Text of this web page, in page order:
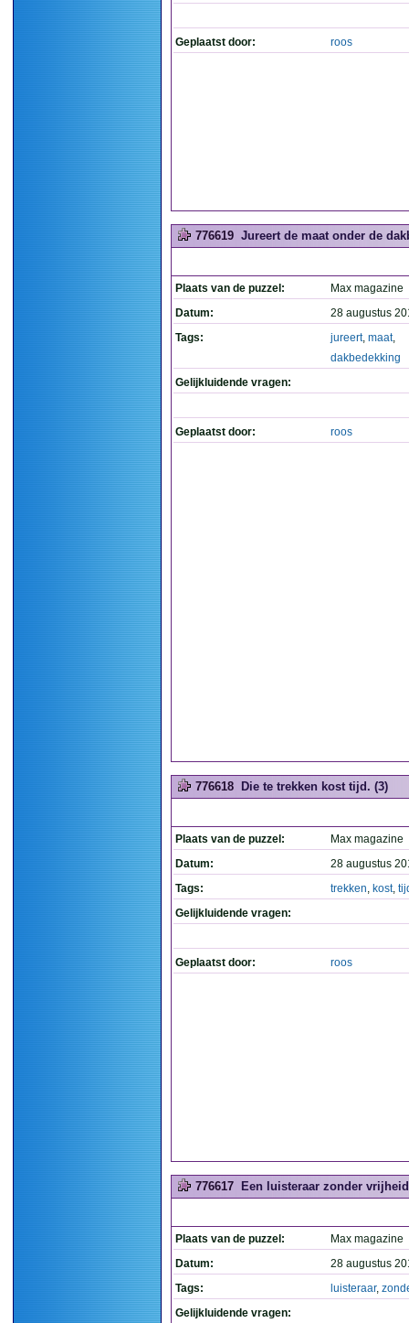
Geplaatst door: roos
776619 Jureert de maat onder de
Plaats van de puzzel:
Max magazine
Datum:
28 augustus
Tags:
jureert, maat,
dakbedekking
Gelijkluidende vragen:
Geplaatst door: roos
776618 Die te trekken kost tijd. (3)
Plaats van de puzzel:
Max magazine
Datum:
28 augustus
Tags:
trekken, kost,
Gelijkluidende vragen:
Geplaatst door: roos
776617 Een luisteraar zonder
Plaats van de puzzel:
Max magazine
Datum:
28 augustus
Tags:
luisteraar,
Gelijkluidende vragen: